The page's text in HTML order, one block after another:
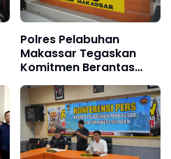
Polres Pelabuhan
Makassar Tegaskan
Komitmen Berantas
Narkoba, 80 Tersangka
Diamankan dalam Tiga
Bulan